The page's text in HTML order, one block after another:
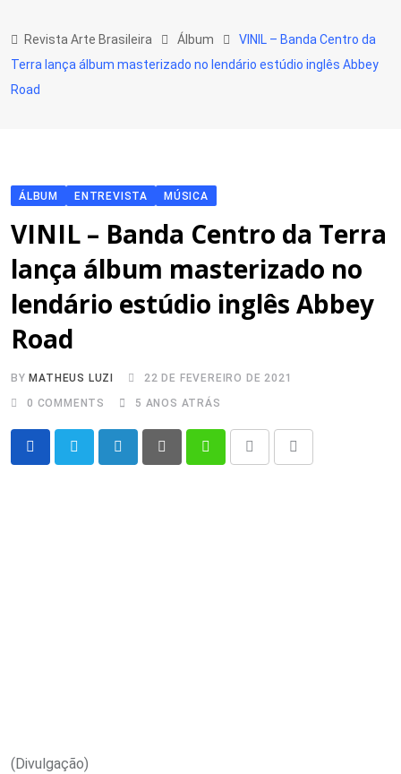
to
content
Revista Arte Brasileira Álbum
VINIL – Banda Centro da
Terra lança álbum masterizado no lendário estúdio inglês Abbey
Road
ÁLBUM ENTREVISTA MÚSICA
VINIL – Banda Centro da Terra
lança álbum masterizado no
lendário estúdio inglês Abbey
Road
BY MATHEUS LUZI
22 DE FEVEREIRO DE 2021
0 COMMENTS 5 ANOS ATRÁS
(Divulgação)